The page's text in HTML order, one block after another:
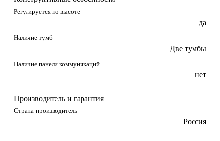
Регулируется по высоте
да
Наличие тумб
Две тумбы
Наличие панели коммуникаций
нет
Производитель и гарантия
Страна-производитель
Россия